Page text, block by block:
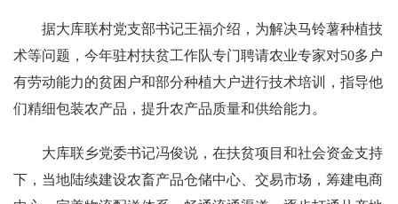
据大库联村党支部书记王福介绍，为解决马铃薯种植技
术等问题，今年驻村扶贫工作队专门聘请农业专家对50多户
有劳动能力的贫困户和部分种植大户进行技术培训，指导他
们精细包装农产品，提升农产品质量和供给能力。
大库联乡党委书记冯俊说，在扶贫项目和社会资金支持
下，当地陆续建设农畜产品仓储中心、交易市场，筹建电商